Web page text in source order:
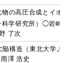
の高圧合成とイオ
科学研究所）◯岩崎
了次
陥構造（東北大学
澤 浩史